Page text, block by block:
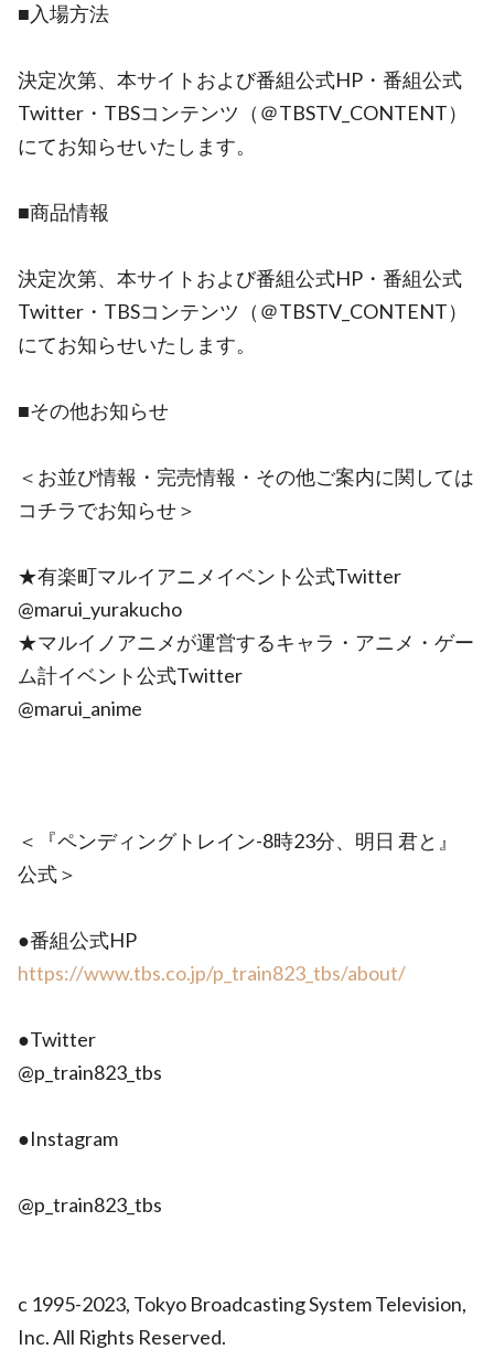
■入場方法
決定次第、本サイトおよび番組公式HP・番組公式
Twitter・TBSコンテンツ（＠TBSTV_CONTENT）
にてお知らせいたします。
■商品情報
決定次第、本サイトおよび番組公式HP・番組公式
Twitter・TBSコンテンツ（＠TBSTV_CONTENT）
にてお知らせいたします。
■その他お知らせ
＜お並び情報・完売情報・その他ご案内に関しては
コチラでお知らせ＞
★有楽町マルイアニメイベント公式Twitter
@marui_yurakucho
★マルイノアニメが運営するキャラ・アニメ・ゲー
ム計イベント公式Twitter
@marui_anime
＜『ペンディングトレイン-8時23分、明日 君と』
公式＞
●番組公式HP
https://www.tbs.co.jp/p_train823_tbs/about/
●Twitter
@p_train823_tbs
●Instagram
@p_train823_tbs
c 1995-2023, Tokyo Broadcasting System Television,
Inc. All Rights Reserved.